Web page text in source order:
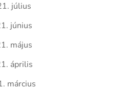
július
június
május
április
március